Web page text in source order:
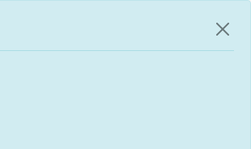
공지